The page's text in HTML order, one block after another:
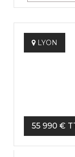
LYON
55 990 €